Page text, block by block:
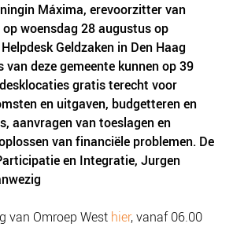
Máxima, erevoorzitter van
woensdag 28 augustus op
Geldzaken in Den Haag
van deze gemeente kunnen op 39
gratis terecht voor
en uitgaven, budgetteren en
aanvragen van toeslagen en
van financiële problemen. De
en Integratie, Jurgen
van Omroep West hier, vanaf 06.00